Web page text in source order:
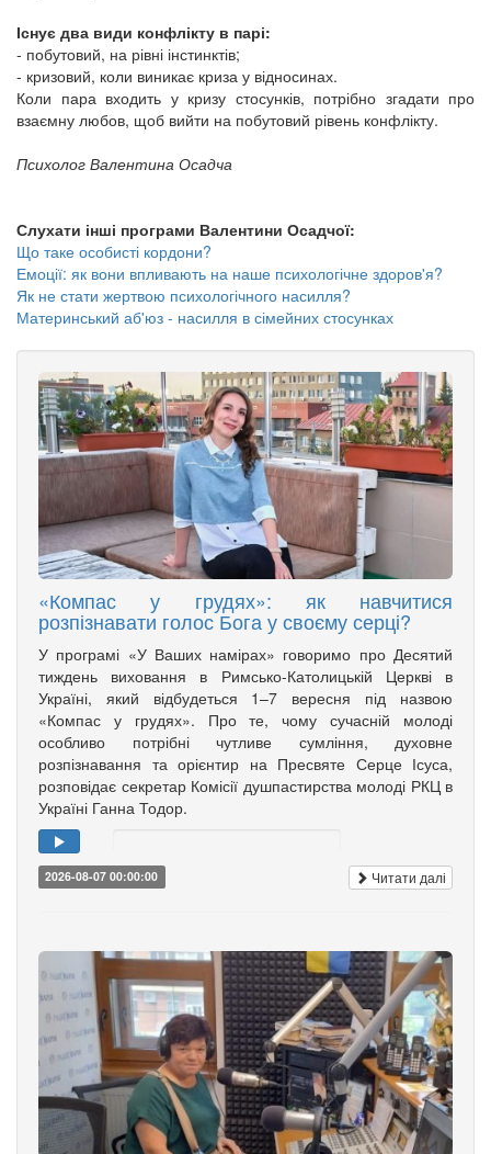
Існує два види конфлікту в парі:
- побутовий, на рівні інстинктів;
- кризовий, коли виникає криза у відносинах.
Коли пара входить у кризу стосунків, потрібно згадати про
взаємну любов, щоб вийти на побутовий рівень конфлікту.
Психолог Валентина Осадча
Слухати інші програми Валентини Осадчої:
Що таке особисті кордони?
Емоції: як вони впливають на наше психологічне здоров'я?
Як не стати жертвою психологічного насилля?
Материнський аб'юз - насилля в сімейних стосунках
«Компас у грудях»: як навчитися
розпізнавати голос Бога у своєму серці?
У програмі «У Ваших намірах» говоримо про Десятий
тиждень виховання в Римсько-Католицькій Церкві в
Україні, який відбудеться 1–7 вересня під назвою
«Компас у грудях». Про те, чому сучасній молоді
особливо потрібні чутливе сумління, духовне
розпізнавання та орієнтир на Пресвяте Серце Ісуса,
розповідає секретар Комісії душпастирства молоді РКЦ в
Україні Ганна Тодор.
2026-08-07 00:00:00 Читати далі